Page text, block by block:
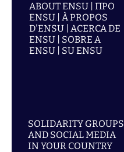
ABOUT ENSU | ПРО
ENSU | À PROPOS
D'ENSU | ACERCA DE
ENSU | SOBRE A
ENSU | SU ENSU
SOLIDARITY GROUPS
AND SOCIAL MEDIA
IN YOUR COUNTRY